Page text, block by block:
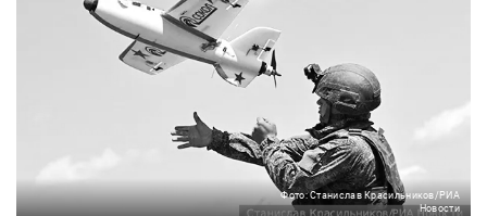
Фото: Станислав Красильников/РИА
Новости